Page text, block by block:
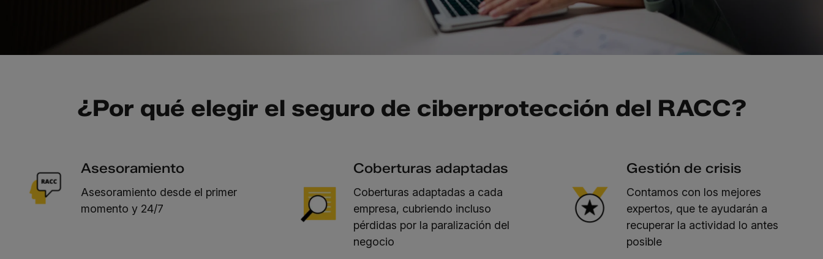
¿Por qué elegir el seguro de ciberprotección del RACC?
Asesoramiento
Asesoramiento desde el primer
momento y 24/7
Coberturas adaptadas
Coberturas adaptadas a cada
empresa, cubriendo incluso
pérdidas por la paralización del
negocio
Gestión de crisis
Contamos con los mejores
expertos, que te ayudarán a
recuperar la actividad lo antes
posible